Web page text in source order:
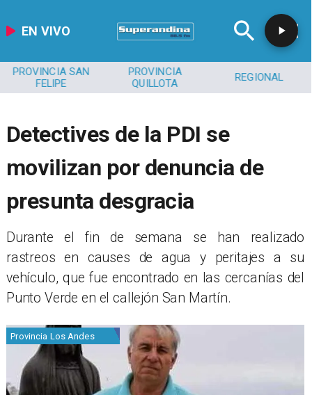
EN VIVO
PROVINCIA SAN
FELIPE
PROVINCIA
QUILLOTA
REGIONAL
Detectives de la PDI se
movilizan por denuncia de
presunta desgracia
​Durante el fin de semana se han realizado
rastreos en causes de agua y peritajes a su
vehículo, que fue encontrado en las cercanías del
Punto Verde en el callejón San Martín.
Provincia Los Andes